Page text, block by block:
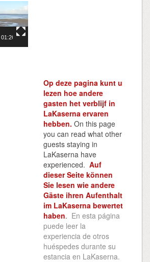
01:26
Op deze pagina kunt u
lezen hoe andere
gasten het verblijf in
LaKaserna ervaren
hebben. On this page
you can read what other
guests staying in
LaKaserna have
experienced. Auf
dieser Seite können
Sie lesen wie andere
Gäste ihren Aufenthalt
im LaKaserna bewertet
haben. En esta página
puede leer la
experiencia de otros
huéspedes durante su
estancia en LaKaserna.